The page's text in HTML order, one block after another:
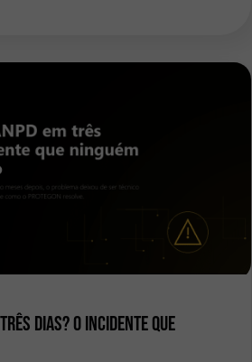
dias? O incidente que